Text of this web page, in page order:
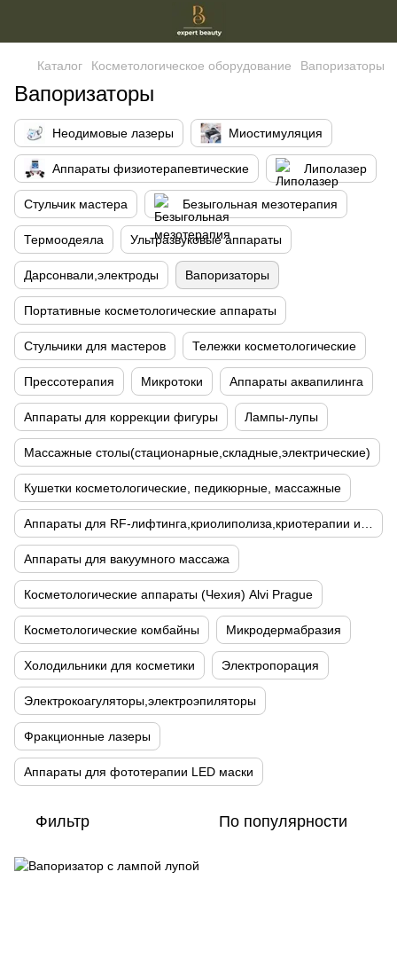
Каталог Косметологическое оборудование Вапоризаторы
Вапоризаторы
Неодимовые лазеры Миостимуляция
Аппараты физиотерапевтические Липолазер
Стульчик мастера Безыгольная мезотерапия
Термоодеяла Ультразвуковые аппараты
Дарсонвали,электроды Вапоризаторы
Портативные косметологические аппараты
Стульчики для мастеров Тележки косметологические
Прессотерапия Микротоки Аппараты аквапилинга
Аппараты для коррекции фигуры Лампы-лупы
Массажные столы(стационарные,складные,электрические)
Кушетки косметологические, педикюрные, массажные
Аппараты для вакуумного массажа
Косметологические аппараты (Чехия) Alvi Prague
Косметологические комбайны Микродермабразия
Холодильники для косметики Электропорация
Электрокоагуляторы,электроэпиляторы
Фракционные лазеры
Аппараты для фототерапии LED маски
Фильтр По популярности